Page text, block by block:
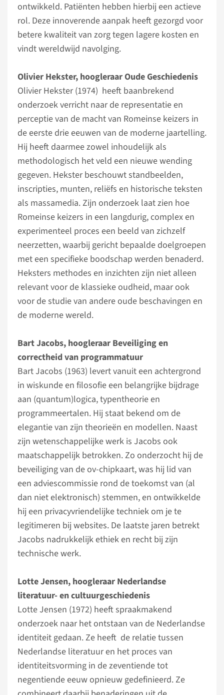
ontwikkeld. Patiënten hebben hierbij een actieve
rol. Deze innoverende aanpak heeft gezorgd voor
betere kwaliteit van zorg tegen lagere kosten en
vindt wereldwijd navolging.
Olivier Hekster, hoogleraar Oude Geschiedenis
Olivier Hekster (1974) heeft baanbrekend
onderzoek verricht naar de representatie en
perceptie van de macht van Romeinse keizers in
de eerste drie eeuwen van de moderne jaartelling.
Hij heeft daarmee zowel inhoudelijk als
methodologisch het veld een nieuwe wending
gegeven. Hekster beschouwt standbeelden,
inscripties, munten, reliëfs en historische teksten
als massamedia. Zijn onderzoek laat zien hoe
Romeinse keizers in een langdurig, complex en
experimenteel proces een beeld van zichzelf
neerzetten, waarbij gericht bepaalde doelgroepen
met een specifieke boodschap werden benaderd.
Heksters methodes en inzichten zijn niet alleen
relevant voor de klassieke oudheid, maar ook
voor de studie van andere oude beschavingen en
de moderne wereld.
Bart Jacobs, hoogleraar Beveiliging en
correctheid van programmatuur
Bart Jacobs (1963) levert vanuit een achtergrond
in wiskunde en filosofie een belangrijke bijdrage
aan (quantum)logica, typentheorie en
programmeertalen. Hij staat bekend om de
elegantie van zijn theorieën en modellen. Naast
zijn wetenschappelijke werk is Jacobs ook
maatschappelijk betrokken. Zo onderzocht hij de
beveiliging van de ov-chipkaart, was hij lid van
een adviescommissie rond de toekomst van (al
dan niet elektronisch) stemmen, en ontwikkelde
hij een privacyvriendelijke techniek om je te
legitimeren bij websites. De laatste jaren betrekt
Jacobs nadrukkelijk ethiek en recht bij zijn
technische werk.
Lotte Jensen, hoogleraar Nederlandse
literatuur- en cultuurgeschiedenis
Lotte Jensen (1972) heeft spraakmakend
onderzoek naar het ontstaan van de Nederlandse
identiteit gedaan. Ze heeft de relatie tussen
Nederlandse literatuur en het proces van
identiteitsvorming in de zeventiende tot
negentiende eeuw opnieuw gedefinieerd. Ze